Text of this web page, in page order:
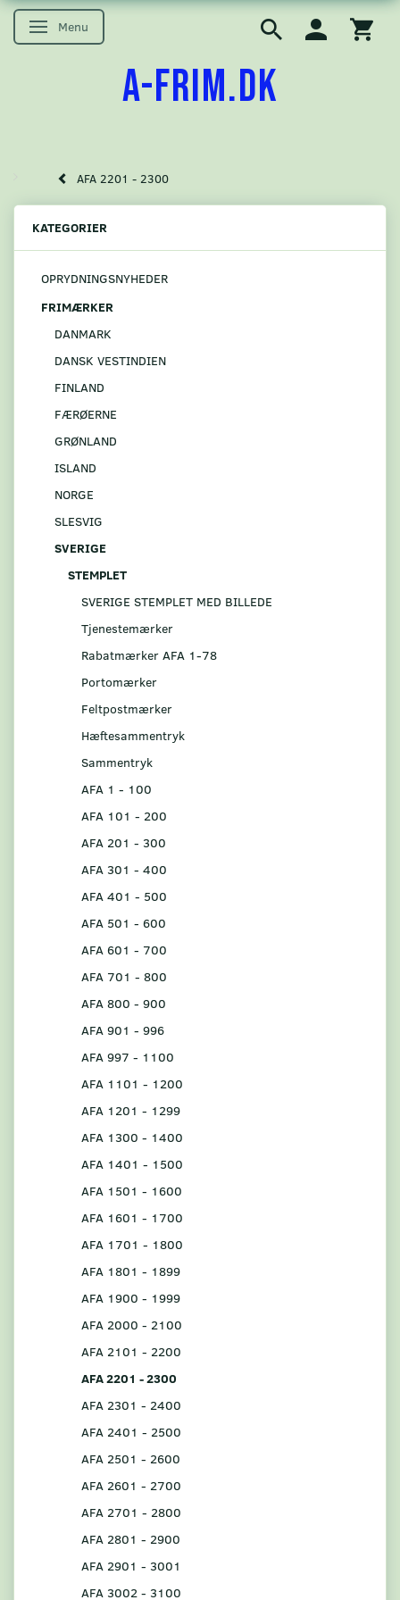
Skifte navigation
Menu
A-FRIM.DK
AFA 2201 - 2300
KATEGORIER
OPRYDNINGSNYHEDER
FRIMÆRKER
DANMARK
DANSK VESTINDIEN
FINLAND
FÆRØERNE
GRØNLAND
ISLAND
NORGE
SLESVIG
SVERIGE
STEMPLET
SVERIGE STEMPLET MED BILLEDE
Tjenestemærker
Rabatmærker AFA 1-78
Portomærker
Feltpostmærker
Hæftesammentryk
Sammentryk
AFA 1 - 100
AFA 101 - 200
AFA 201 - 300
AFA 301 - 400
AFA 401 - 500
AFA 501 - 600
AFA 601 - 700
AFA 701 - 800
AFA 800 - 900
AFA 901 - 996
AFA 997 - 1100
AFA 1101 - 1200
AFA 1201 - 1299
AFA 1300 - 1400
AFA 1401 - 1500
AFA 1501 - 1600
AFA 1601 - 1700
AFA 1701 - 1800
AFA 1801 - 1899
AFA 1900 - 1999
AFA 2000 - 2100
AFA 2101 - 2200
AFA 2201 - 2300
AFA 2301 - 2400
AFA 2401 - 2500
AFA 2501 - 2600
AFA 2601 - 2700
AFA 2701 - 2800
AFA 2801 - 2900
AFA 2901 - 3001
AFA 3002 - 3100